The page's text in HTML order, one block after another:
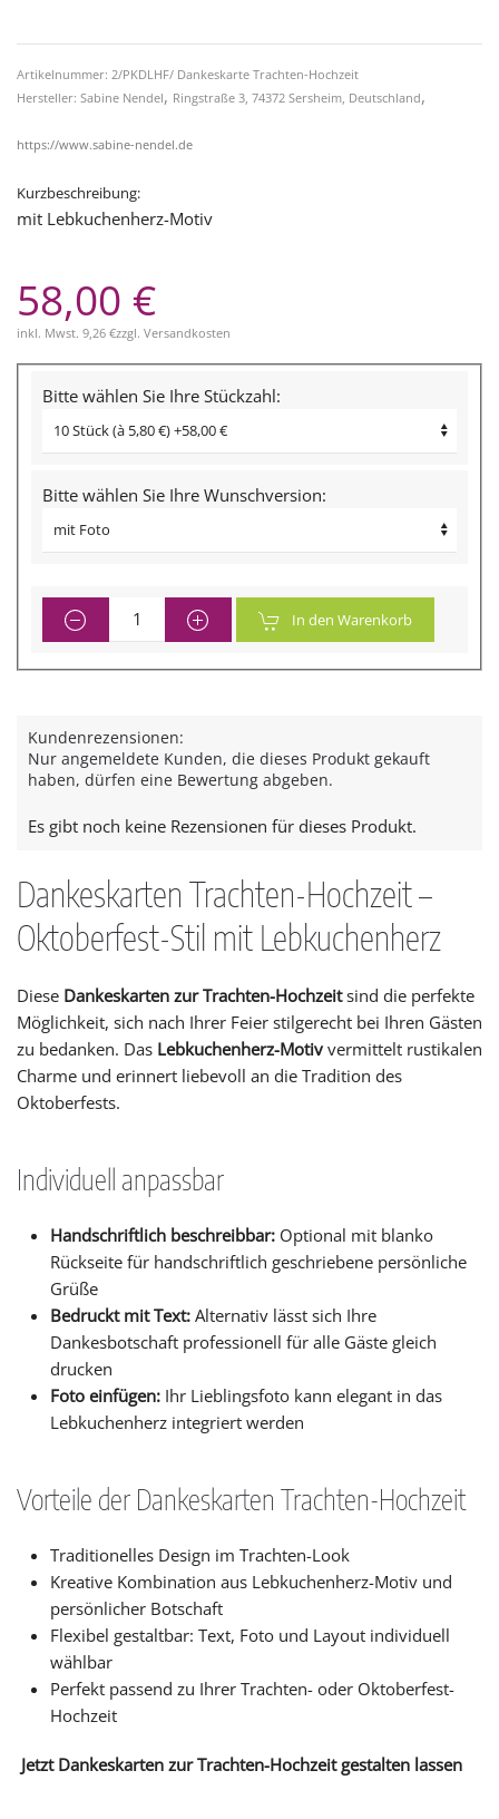
Artikelnummer: 2/PKDLHF/ Dankeskarte Trachten-Hochzeit
Hersteller: Sabine Nendel, Ringstraße 3, 74372 Sersheim, Deutschland,
https://www.sabine-nendel.de
Kurzbeschreibung:
mit Lebkuchenherz-Motiv
58,00 €
inkl. Mwst. 9,26 €zzgl. Versandkosten
Bitte wählen Sie Ihre Stückzahl:
Bitte wählen Sie Ihre Wunschversion:
In den Warenkorb
Kundenrezensionen:
Nur angemeldete Kunden, die dieses Produkt gekauft
haben, dürfen eine Bewertung abgeben.
Es gibt noch keine Rezensionen für dieses Produkt.
Dankeskarten Trachten-Hochzeit –
Oktoberfest-Stil mit Lebkuchenherz
Diese Dankeskarten zur Trachten-Hochzeitsind die perfekte
Möglichkeit, sich nach Ihrer Feier stilgerecht bei Ihren Gästen
zu bedanken. Das Lebkuchenherz-Motiv vermittelt rustikalen
Charme und erinnert liebevoll an die Tradition des
Oktoberfests.
Individuell anpassbar
Handschriftlich beschreibbar: Optional mit blanko
Rückseite für handschriftlich geschriebene persönliche
Grüße
Bedruckt mit Text: Alternativ lässt sich Ihre
Dankesbotschaft professionell für alle Gäste gleich
drucken
Foto einfügen: Ihr Lieblingsfoto kann elegant in das
Lebkuchenherz integriert werden
Vorteile der Dankeskarten Trachten-Hochzeit
Traditionelles Design im Trachten-Look
Kreative Kombination aus Lebkuchenherz-Motiv und
persönlicher Botschaft
Flexibel gestaltbar: Text, Foto und Layout individuell
wählbar
Perfekt passend zu Ihrer Trachten- oder Oktoberfest-
Hochzeit
Jetzt Dankeskarten zur Trachten-Hochzeit gestalten lassen